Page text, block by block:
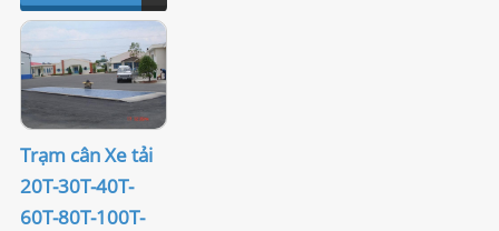
Trạm cân Xe tải
20T-30T-40T-
60T-80T-100T-